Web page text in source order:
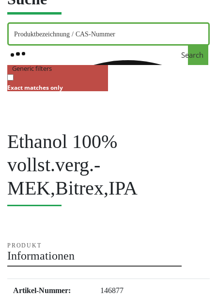
Search
Generic filters
Exact matches only
Ethanol 100%
vollst.verg.-
MEK,Bitrex,IPA
PRODUKT
Informationen
Artikel-Nummer: 146877